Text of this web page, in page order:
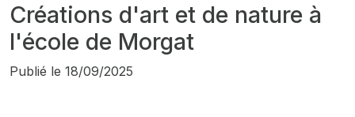
Créations d'art et de nature à
l'école de Morgat
Publié le 18/09/2025